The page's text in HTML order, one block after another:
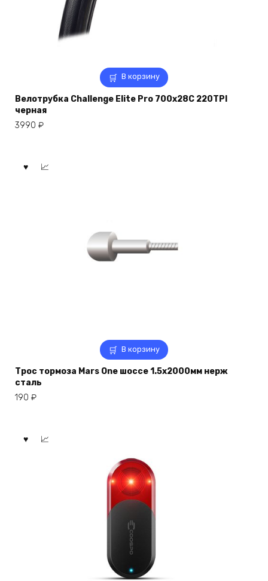
В корзину
Велотрубка Challenge Elite Pro 700x28C 220TPI
черная
3990 ₽
В корзину
Трос тормоза Mars One шоссе 1.5х2000мм нерж
сталь
190 ₽